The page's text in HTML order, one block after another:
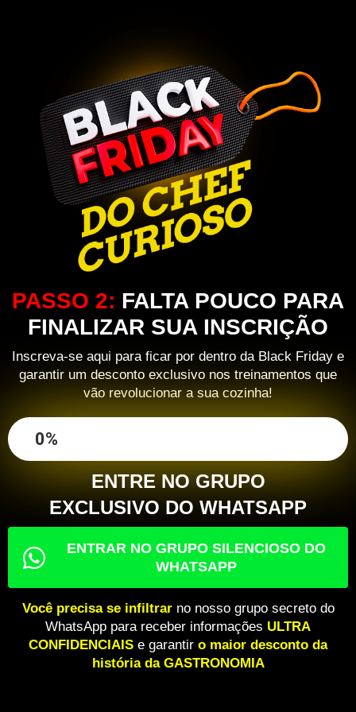
PASSO 2: FALTA POUCO PARA
FINALIZAR SUA INSCRIÇÃO
Inscreva-se aqui para ficar por dentro da Black Friday e
garantir um desconto exclusivo nos treinamentos que
vão revolucionar a sua cozinha!
0%
ENTRE NO GRUPO
EXCLUSIVO DO WHATSAPP
ENTRAR NO GRUPO SILENCIOSO DO
WHATSAPP
ENTRAR NO GRUPO SILENCIOSO DO
WHATSAPP
Você precisa se infiltrarno nosso grupo secreto do
WhatsApp para receber informações ULTRA
CONFIDENCIAIS e garantir o maior desconto da
história da GASTRONOMIA